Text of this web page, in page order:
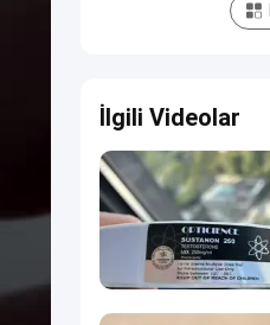
İlgili Videolar